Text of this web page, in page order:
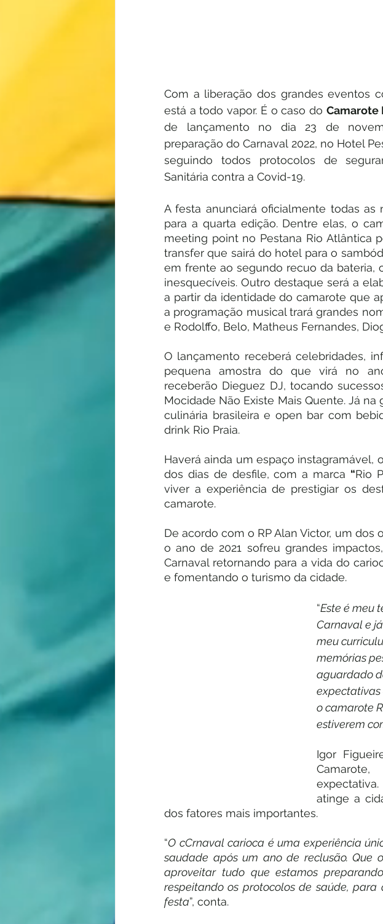
Com a liberação dos grandes eventos
está a todo vapor. É o caso do Camarote
de lançamento no dia 23 de
preparação do Carnaval 2022, no Hotel
seguindo todos protocolos de
Sanitária contra a Covid-19.
A festa anunciará oficialmente todas
para a quarta edição. Dentre elas, o
meeting point no Pestana Rio Atlântica
transfer que sairá do hotel para o
em frente ao segundo recuo da bateria,
inesquecíveis. Outro destaque será a
a partir da identidade do camarote que
a programação musical trará grandes
e Rodolffo, Belo, Matheus Fernandes,
O lançamento receberá celebridades,
pequena amostra do que virá no
receberão Dieguez DJ, tocando
Mocidade Não Existe Mais Quente. Já
culinária brasileira e open bar com
drink Rio Praia.
Haverá ainda um espaço instagramável,
dos dias de desfile, com a marca “Rio
viver a experiência de prestigiar os
camarote.
De acordo com o RP Alan Victor, um dos
o ano de 2021 sofreu grandes
Carnaval retornando para a vida do
e fomentando o turismo da cidade.
“Este é meu
Carnaval e
meu
memórias
aguardado
expectativas
o camarote
estiverem
Igor
atinge a
dos fatores mais importantes.
“O cCrnaval carioca é uma experiência
saudade após um ano de reclusão. Que
aproveitar tudo que estamos
respeitando os protocolos de saúde, para
festa”, conta.